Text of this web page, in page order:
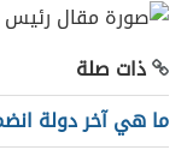
ذات صلة
ما هي آخر دولة